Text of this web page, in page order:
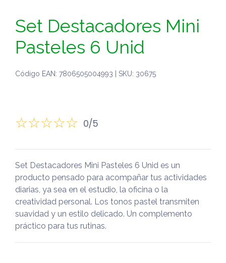
Set Destacadores Mini
Pasteles 6 Unid
Código EAN: 7806505004993 | SKU: 30675
0/5
Set Destacadores Mini Pasteles 6 Unid es un
producto pensado para acompañar tus actividades
diarias, ya sea en el estudio, la oficina o la
creatividad personal. Los tonos pastel transmiten
suavidad y un estilo delicado. Un complemento
práctico para tus rutinas.